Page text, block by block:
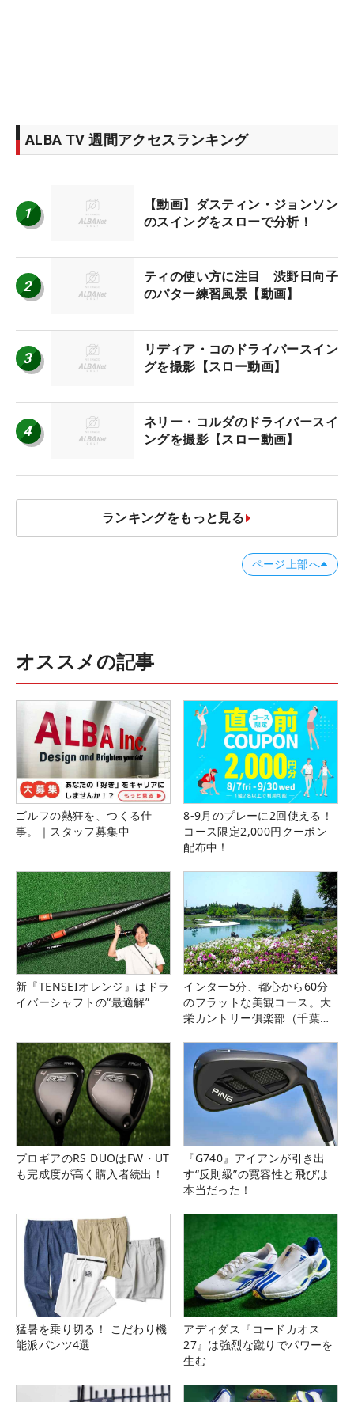
ALBA TV 週間アクセスランキング
1
【動画】ダスティン・ジョンソン
のスイングをスローで分析！
2
ティの使い方に注目 渋野日向子
のパター練習風景【動画】
3
リディア・コのドライバースイン
グを撮影【スロー動画】
4
ネリー・コルダのドライバースイ
ングを撮影【スロー動画】
ランキングをもっと見る
ページ上部へ
オススメの記事
ゴルフの熱狂を、つくる仕
事。｜スタッフ募集中
8-9月のプレーに2回使える！
コース限定2,000円クーポン
配布中！
新『TENSEIオレンジ』はドラ
イバーシャフトの“最適解”
インター5分、都心から60分
のフラットな美観コース。大
栄カントリー俱楽部（千葉
プロギアのRS DUOはFW・UT
も完成度が高く購入者続出！
『G740』アイアンが引き出
す“反則級”の寛容性と飛びは
本当だった！
猛暑を乗り切る！ こだわり機
能派パンツ4選
アディダス『コードカオス
27』は強烈な蹴りでパワーを
生む